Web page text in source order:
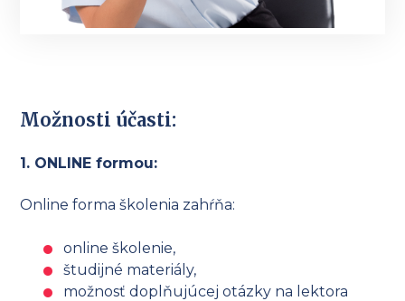
Možnosti účasti:
1. ONLINE formou:
Online forma školenia zahŕňa:
online školenie,
študijné materiály,
možnosť doplňujúcej otázky na lektora